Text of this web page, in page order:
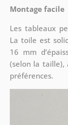
Montage facile
Les tableaux
La toile est
16 mm
(selon la taille),
préférences.